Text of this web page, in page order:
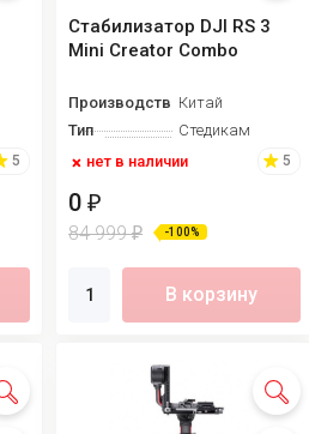
5
Стабилизатор DJI RS 3
Mini Creator Combo
ПроизводствоКитай
Тип
Стедикам
нет в наличии
5
0₽
84 999₽ -100%
В корзину